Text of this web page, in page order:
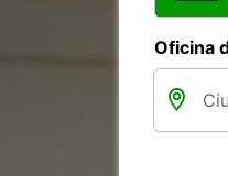
Oficina